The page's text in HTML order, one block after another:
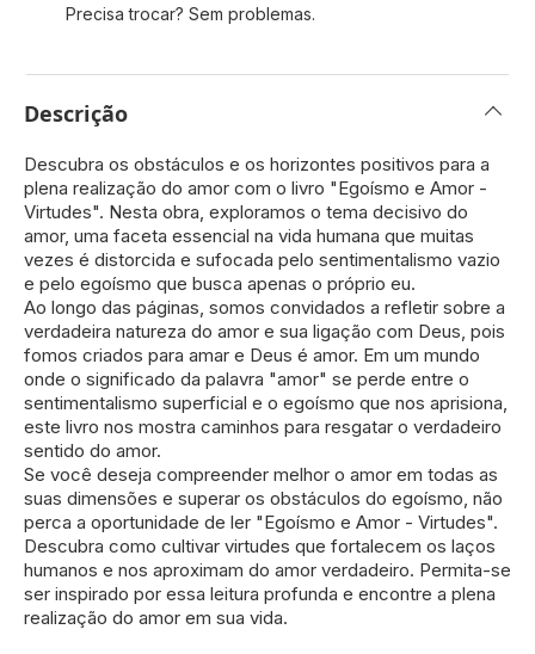
Precisa trocar? Sem problemas.
Descrição
Descubra os obstáculos e os horizontes positivos para a
plena realização do amor com o livro "Egoísmo e Amor -
Virtudes". Nesta obra, exploramos o tema decisivo do
amor, uma faceta essencial na vida humana que muitas
vezes é distorcida e sufocada pelo sentimentalismo vazio
e pelo egoísmo que busca apenas o próprio eu.
Ao longo das páginas, somos convidados a refletir sobre a
verdadeira natureza do amor e sua ligação com Deus, pois
fomos criados para amar e Deus é amor. Em um mundo
onde o significado da palavra "amor" se perde entre o
sentimentalismo superficial e o egoísmo que nos aprisiona,
este livro nos mostra caminhos para resgatar o verdadeiro
sentido do amor.
Se você deseja compreender melhor o amor em todas as
suas dimensões e superar os obstáculos do egoísmo, não
perca a oportunidade de ler "Egoísmo e Amor - Virtudes".
Descubra como cultivar virtudes que fortalecem os laços
humanos e nos aproximam do amor verdadeiro. Permita-se
ser inspirado por essa leitura profunda e encontre a plena
realização do amor em sua vida.